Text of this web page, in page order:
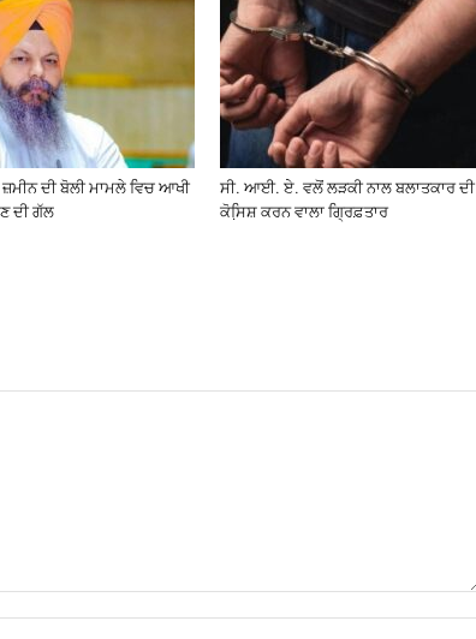
ਦੀ ਬੋਲੀ ਮਾਮਲੇ ਵਿਚ ਆਖੀ
ਦੀ ਗੱਲ
ਸੀ. ਆਈ. ਏ. ਵਲੋਂ ਲੜਕੀ ਨਾਲ ਬਲਾਤਕਾਰ ਦੀ
ਕੋਸਿ਼ਸ਼ ਕਰਨ ਵਾਲਾ ਗ੍ਰਿਫ਼ਤਾਰ